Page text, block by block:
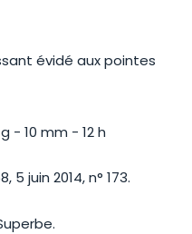
évidé aux pointes
- 10 mm - 12 h
5 juin 2014, n° 173.